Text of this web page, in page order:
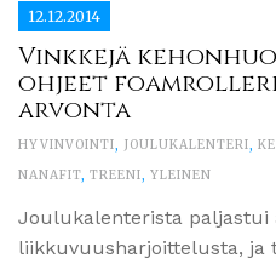
12.12.2014
Vinkkejä
ohjeet
arvonta
HYVINVOINTI JOULUKALENTERI
NANAFIT TREENI YLEINEN
Joulukalenterista paljastui
liikkuvuusharjoittelusta, ja